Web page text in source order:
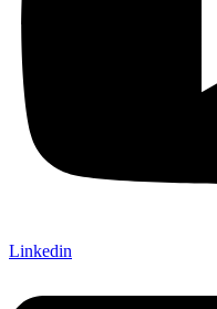
Linkedin